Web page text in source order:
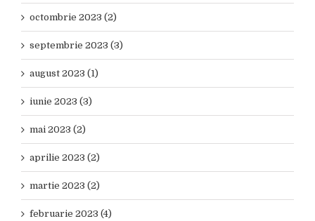
octombrie 2023 (2)
septembrie 2023 (3)
august 2023 (1)
iunie 2023 (3)
mai 2023 (2)
aprilie 2023 (2)
martie 2023 (2)
februarie 2023 (4)